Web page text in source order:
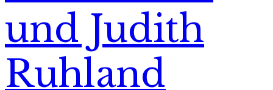
und Judith
Ruhland